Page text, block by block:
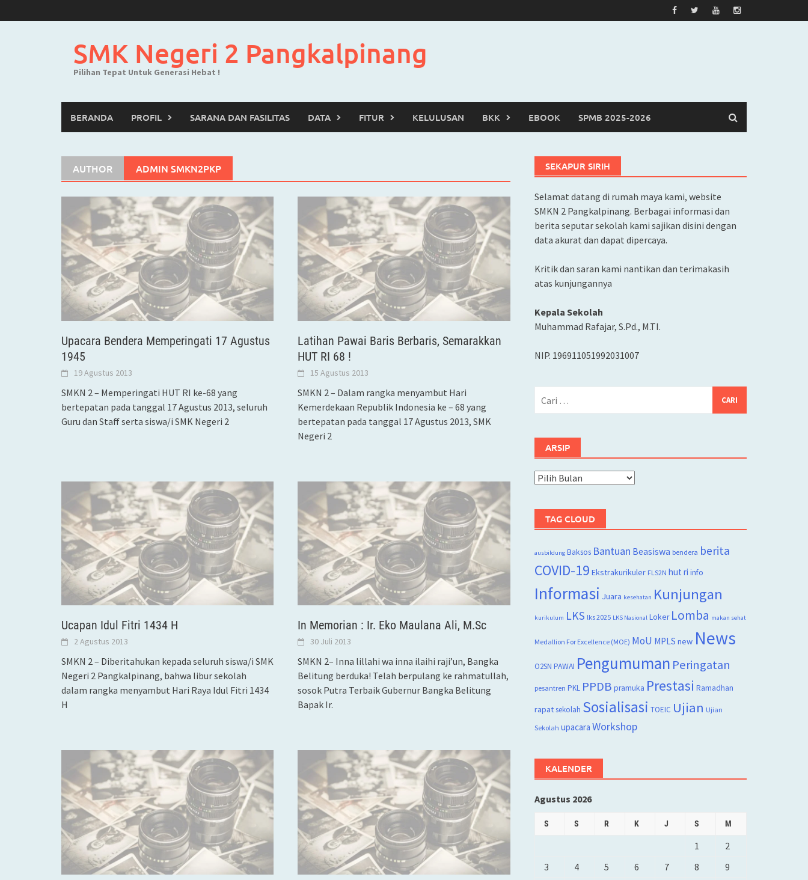
to
SMK Negeri 2 Pangkalpinang
Pilihan Tepat Untuk Generasi Hebat !
BERANDA PROFIL SARANA DAN FASILITAS DATA FITUR KELULUSAN BKK EBOOK SPMB 2025-2026
AUTHOR ADMIN SMKN2PKP
Upacara Bendera Memperingati 17 Agustus
1945
19 Agustus 2013
SMKN 2 – Memperingati HUT RI ke-68 yang
bertepatan pada tanggal 17 Agustus 2013, seluruh
Guru dan Staff serta siswa/i SMK Negeri 2
Latihan Pawai Baris Berbaris, Semarakkan
HUT RI 68 !
15 Agustus 2013
SMKN 2 – Dalam rangka menyambut Hari
Kemerdekaan Republik Indonesia ke – 68 yang
bertepatan pada tanggal 17 Agustus 2013, SMK
Negeri 2
Ucapan Idul Fitri 1434 H
2 Agustus 2013
SMKN 2 – Diberitahukan kepada seluruh siswa/i SMK
Negeri 2 Pangkalpinang, bahwa libur sekolah
dalam rangka menyambut Hari Raya Idul Fitri 1434
H
In Memorian : Ir. Eko Maulana Ali, M.Sc
30 Juli 2013
SMKN 2– Inna lillahi wa inna ilaihi raji’un, Bangka
Belitung berduka! Telah berpulang ke rahmatullah,
sosok Putra Terbaik Gubernur Bangka Belitung
Bapak Ir.
SEKAPUR SIRIH
Selamat datang di rumah maya kami, website
SMKN 2 Pangkalpinang. Berbagai informasi dan
berita seputar sekolah kami sajikan disini dengan
data akurat dan dapat dipercaya.
Kritik dan saran kami nantikan dan terimakasih
atas kunjungannya
Kepala Sekolah
Muhammad Rafajar, S.Pd., M.TI.
NIP. 196911051992031007
ARSIP
Arsip
TAG CLOUD
ausbildung Baksos Bantuan Beasiswa bendera berita
COVID-19 Ekstrakurikuler FLS2N hut ri info
Informasi Juara kesehatan Kunjungan
kurikulum LKS lks 2025 LKS Nasional Loker Lomba makan sehat
Medallion For Excellence (MOE) MoU MPLS new News
O2SN PAWAI Pengumuman Peringatan
pesantren PKL PPDB pramuka Prestasi Ramadhan
rapatsekolah Sosialisasi TOEIC Ujian Ujian
Sekolah upacara Workshop
KALENDER
Agustus 2026
S S R K J S M
1
2
3
4 5 6 7 8
9